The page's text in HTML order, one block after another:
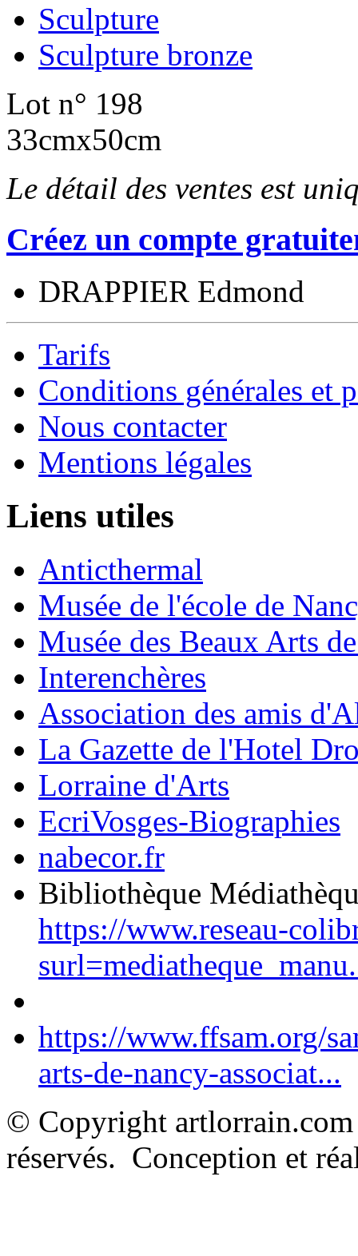
Sculpture
Sculpture bronze
Lot n° 198
33cmx50cm
Le détail des ventes est
Créez un compte
DRAPPIER Edmond
Tarifs
Conditions générales et
Nous contacter
Mentions légales
Liens utiles
Anticthermal
Musée de l'école de
Musée des Beaux Arts
Interenchères
Association des amis
La Gazette de l'Hotel
Lorraine d'Arts
EcriVosges-Biographies
nabecor.fr
Bibliothèque
https://www.reseau-
https://www.ffsam.org/
arts-de-nancy-associat...
© Copyright
réservés. Conception et